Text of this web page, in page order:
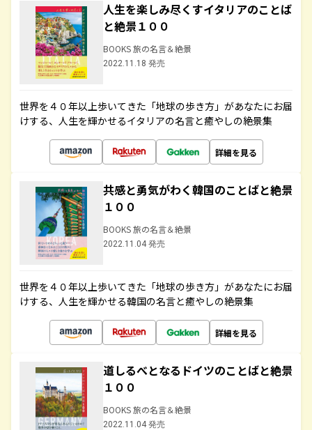
人生を楽しみ尽くすイタリアのことば
と絶景１００
BOOKS 旅の名言＆絶景
2022.11.18 発売
世界を４０年以上歩いてきた「地球の歩き方」があなたにお届
けする、人生を輝かせるイタリアの名言と癒やしの絶景集
詳細を見る
共感と勇気がわく韓国のことばと絶景
１００
BOOKS 旅の名言＆絶景
2022.11.04 発売
世界を４０年以上歩いてきた「地球の歩き方」があなたにお届
けする、人生を輝かせる韓国の名言と癒やしの絶景集
詳細を見る
道しるべとなるドイツのことばと絶景
１００
BOOKS 旅の名言＆絶景
2022.11.04 発売